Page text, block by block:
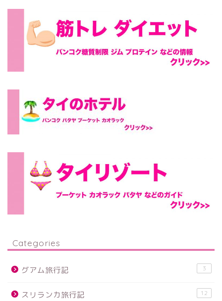
Categories
グアム旅行記 3
スリランカ旅行記 12